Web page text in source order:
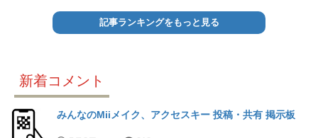
記事ランキングをもっと見る
新着コメント
みんなのMiiメイク、アクセスキー 投稿・共有 掲示板